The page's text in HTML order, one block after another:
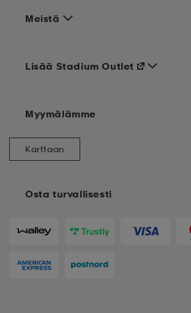
Meistä
Osta turvallisesti
Lisää Stadium Outlet
Myymälämme
Karttaan